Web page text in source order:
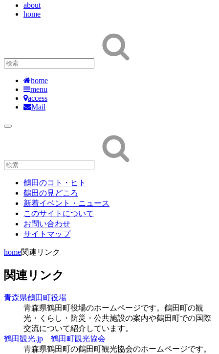
about
home
home
menu
access
Mail
鶴田のコト・ヒト
鶴田の見どころ
新着イベント・ニュース
このサイトについて
お問い合わせ
サイトマップ
home関連リンク
関連リンク
青森県鶴田町役場
青森県鶴田町役場のホームページです。鶴田町の観
光・くらし・防災・公共施設の案内や鶴田町での国際
交流について紹介しています。
鶴田観光.jp 鶴田町観光協会
青森県鶴田町の鶴田町観光協会のホームページです。